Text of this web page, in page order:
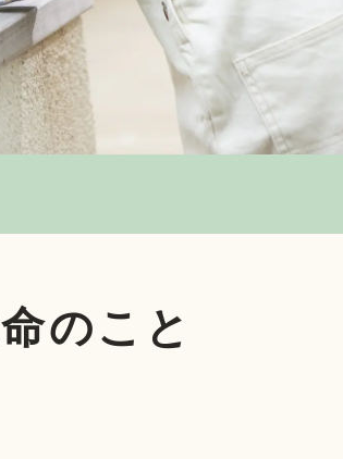
のこと